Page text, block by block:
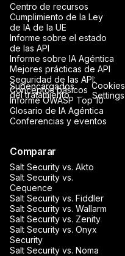
Centro de recursos
Cumplimiento de la Ley
de IA de la UE
Informe sobre el estado
de las API
Informe sobre IA Agéntica
Mejores prácticas de API
Seguridad de las API:
Conceptos básicos
Informe OWASP Top 10
Glosario de IA Agéntica
Conferencias y eventos
Comparar
Salt Security vs. Akto
Salt Security vs.
Cequence
Salt Security vs. Fiddler
Salt Security vs. Wallarm
Salt Security vs. Zenity
Salt Security vs. Onyx
Security
Salt Security vs. Noma
Subencargados
del tratamiento
Cookies
Settings